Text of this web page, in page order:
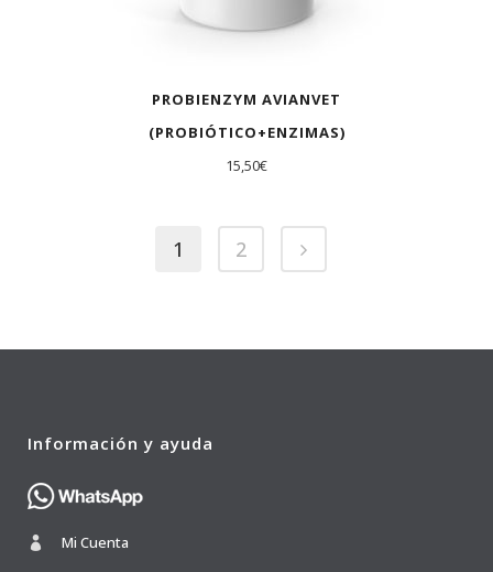
PROBIENZYM AVIANVET
(PROBIÓTICO+ENZIMAS)
15,50€
1 2
Información y ayuda
Mi Cuenta